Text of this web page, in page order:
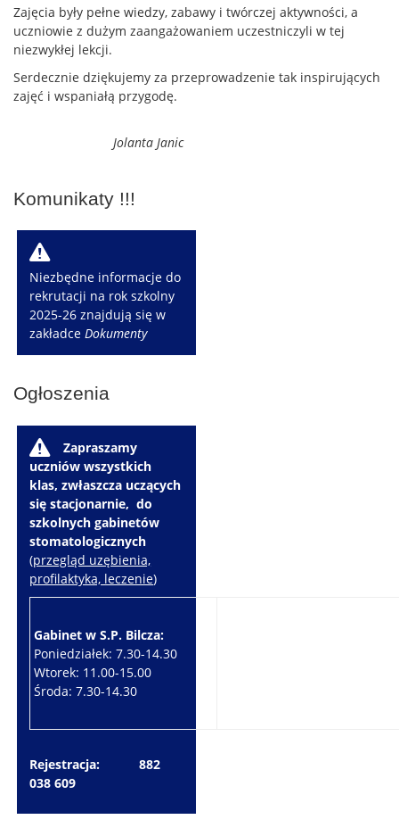
Zajęcia były pełne wiedzy, zabawy i twórczej aktywności, a
uczniowie z dużym zaangażowaniem uczestniczyli w tej
niezwykłej lekcji.
Serdecznie dziękujemy za przeprowadzenie tak inspirujących
zajęć i wspaniałą przygodę.
Jolanta Janic
Komunikaty !!!
W
Niezbędne informacje do
rekrutacji na rok szkolny
2025-26 znajdują się w
zakładceDokumenty
Ogłoszenia
W
Zapraszamy
uczniów wszystkich
klas, zwłaszcza uczących
się stacjonarnie, do
szkolnych gabinetów
stomatologicznych
(przegląd uzębienia,
profilaktyka, leczenie)
Gabinet w S.P. Bilcza:
Poniedziałek: 7.30-14.30
Wtorek: 11.00-15.00
Środa: 7.30-14.30
Rejestracja: 882
038 609